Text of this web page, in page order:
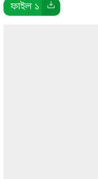
ফাইল ১